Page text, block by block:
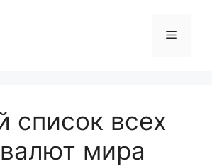
Меню
список всех
мира